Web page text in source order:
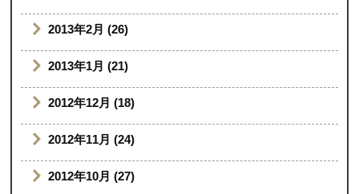
2013年2月 (26)
2013年1月 (21)
2012年12月 (18)
2012年11月 (24)
2012年10月 (27)